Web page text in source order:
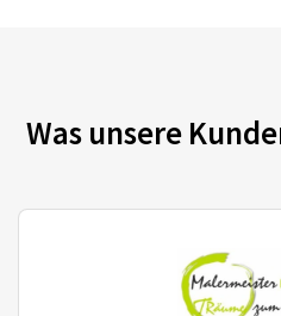
Was unsere